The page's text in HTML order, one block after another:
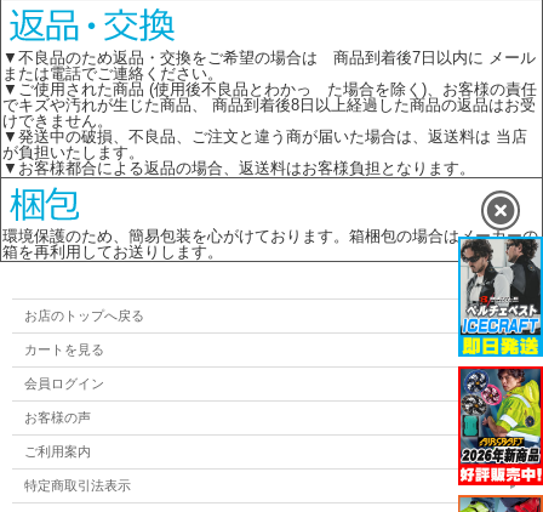
▼不良品のため返品・交換をご希望の場合は 商品到着後7日以内に メール
または電話でご連絡ください。
▼ご使用された商品 (使用後不良品とわかっ た場合を除く)、お客様の責任
でキズや汚れが生じた商品、 商品到着後8日以上経過した商品の返品はお受
けできません。
▼発送中の破損、不良品、ご注文と違う商が届いた場合は、返送料は 当店
が負担いたします。
▼お客様都合による返品の場合、返送料はお客様負担となります。
環境保護のため、簡易包装を心がけております。箱梱包の場合はメーカーの
箱を再利用してお送りします。
お店のトップへ戻る
カートを見る
会員ログイン
お客様の声
ご利用案内
特定商取引法表示